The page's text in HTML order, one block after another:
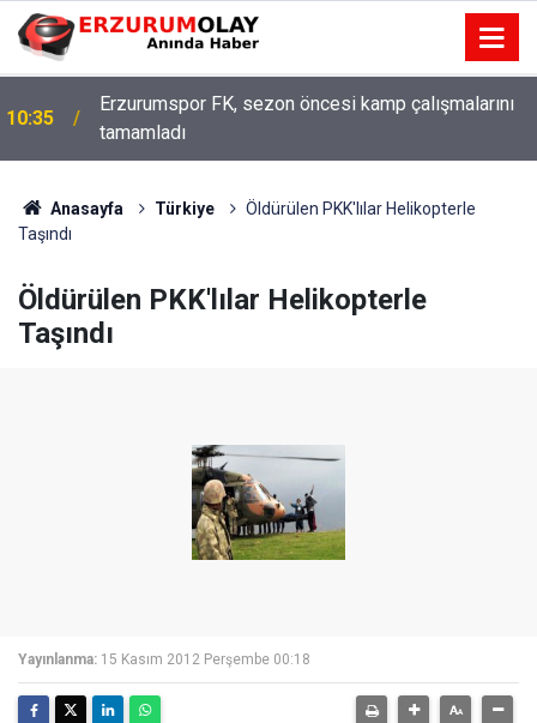
10:35
Erzurumspor FK, sezon öncesi kamp çalışmalarını
tamamladı
Anasayfa Türkiye
Öldürülen PKK'lılar Helikopterle
Taşındı
Öldürülen PKK'lılar Helikopterle
Taşındı
Yayınlanma: 15 Kasım 2012 Perşembe 00:18